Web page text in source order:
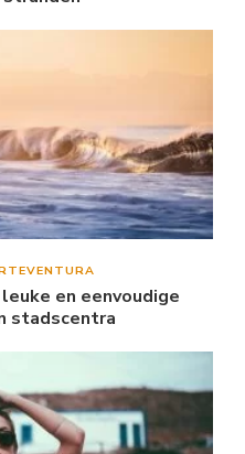
en eenvoudige
stadscentra